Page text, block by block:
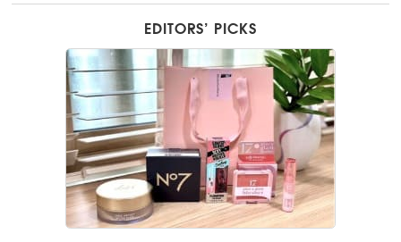
EDITORS’ PICKS